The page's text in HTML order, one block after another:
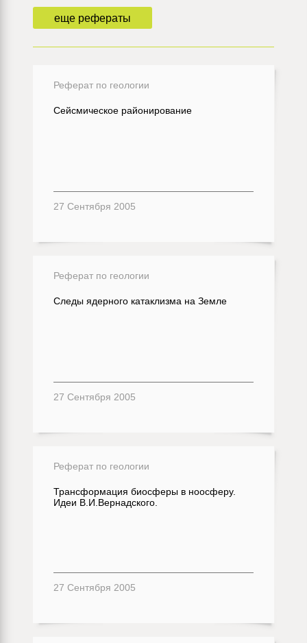
еще рефераты
Реферат по геологии
Сейсмическое районирование
27 Сентября 2005
Реферат по геологии
Следы ядерного катаклизма на Земле
27 Сентября 2005
Реферат по геологии
Трансформация биосферы в ноосферу.
Идеи В.И.Вернадского.
27 Сентября 2005